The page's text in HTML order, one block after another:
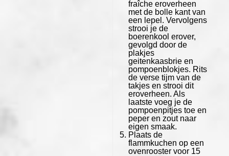
fraîche eroverheen
met de bolle kant van
een lepel. Vervolgens
strooi je de
boerenkool erover,
gevolgd door de
plakjes
geitenkaasbrie en
pompoenblokjes. Rits
de verse tijm van de
takjes en strooi dit
eroverheen. Als
laatste voeg je de
pompoenpitjes toe en
peper en zout naar
eigen smaak.
Plaats de
flammkuchen op een
ovenrooster voor 15